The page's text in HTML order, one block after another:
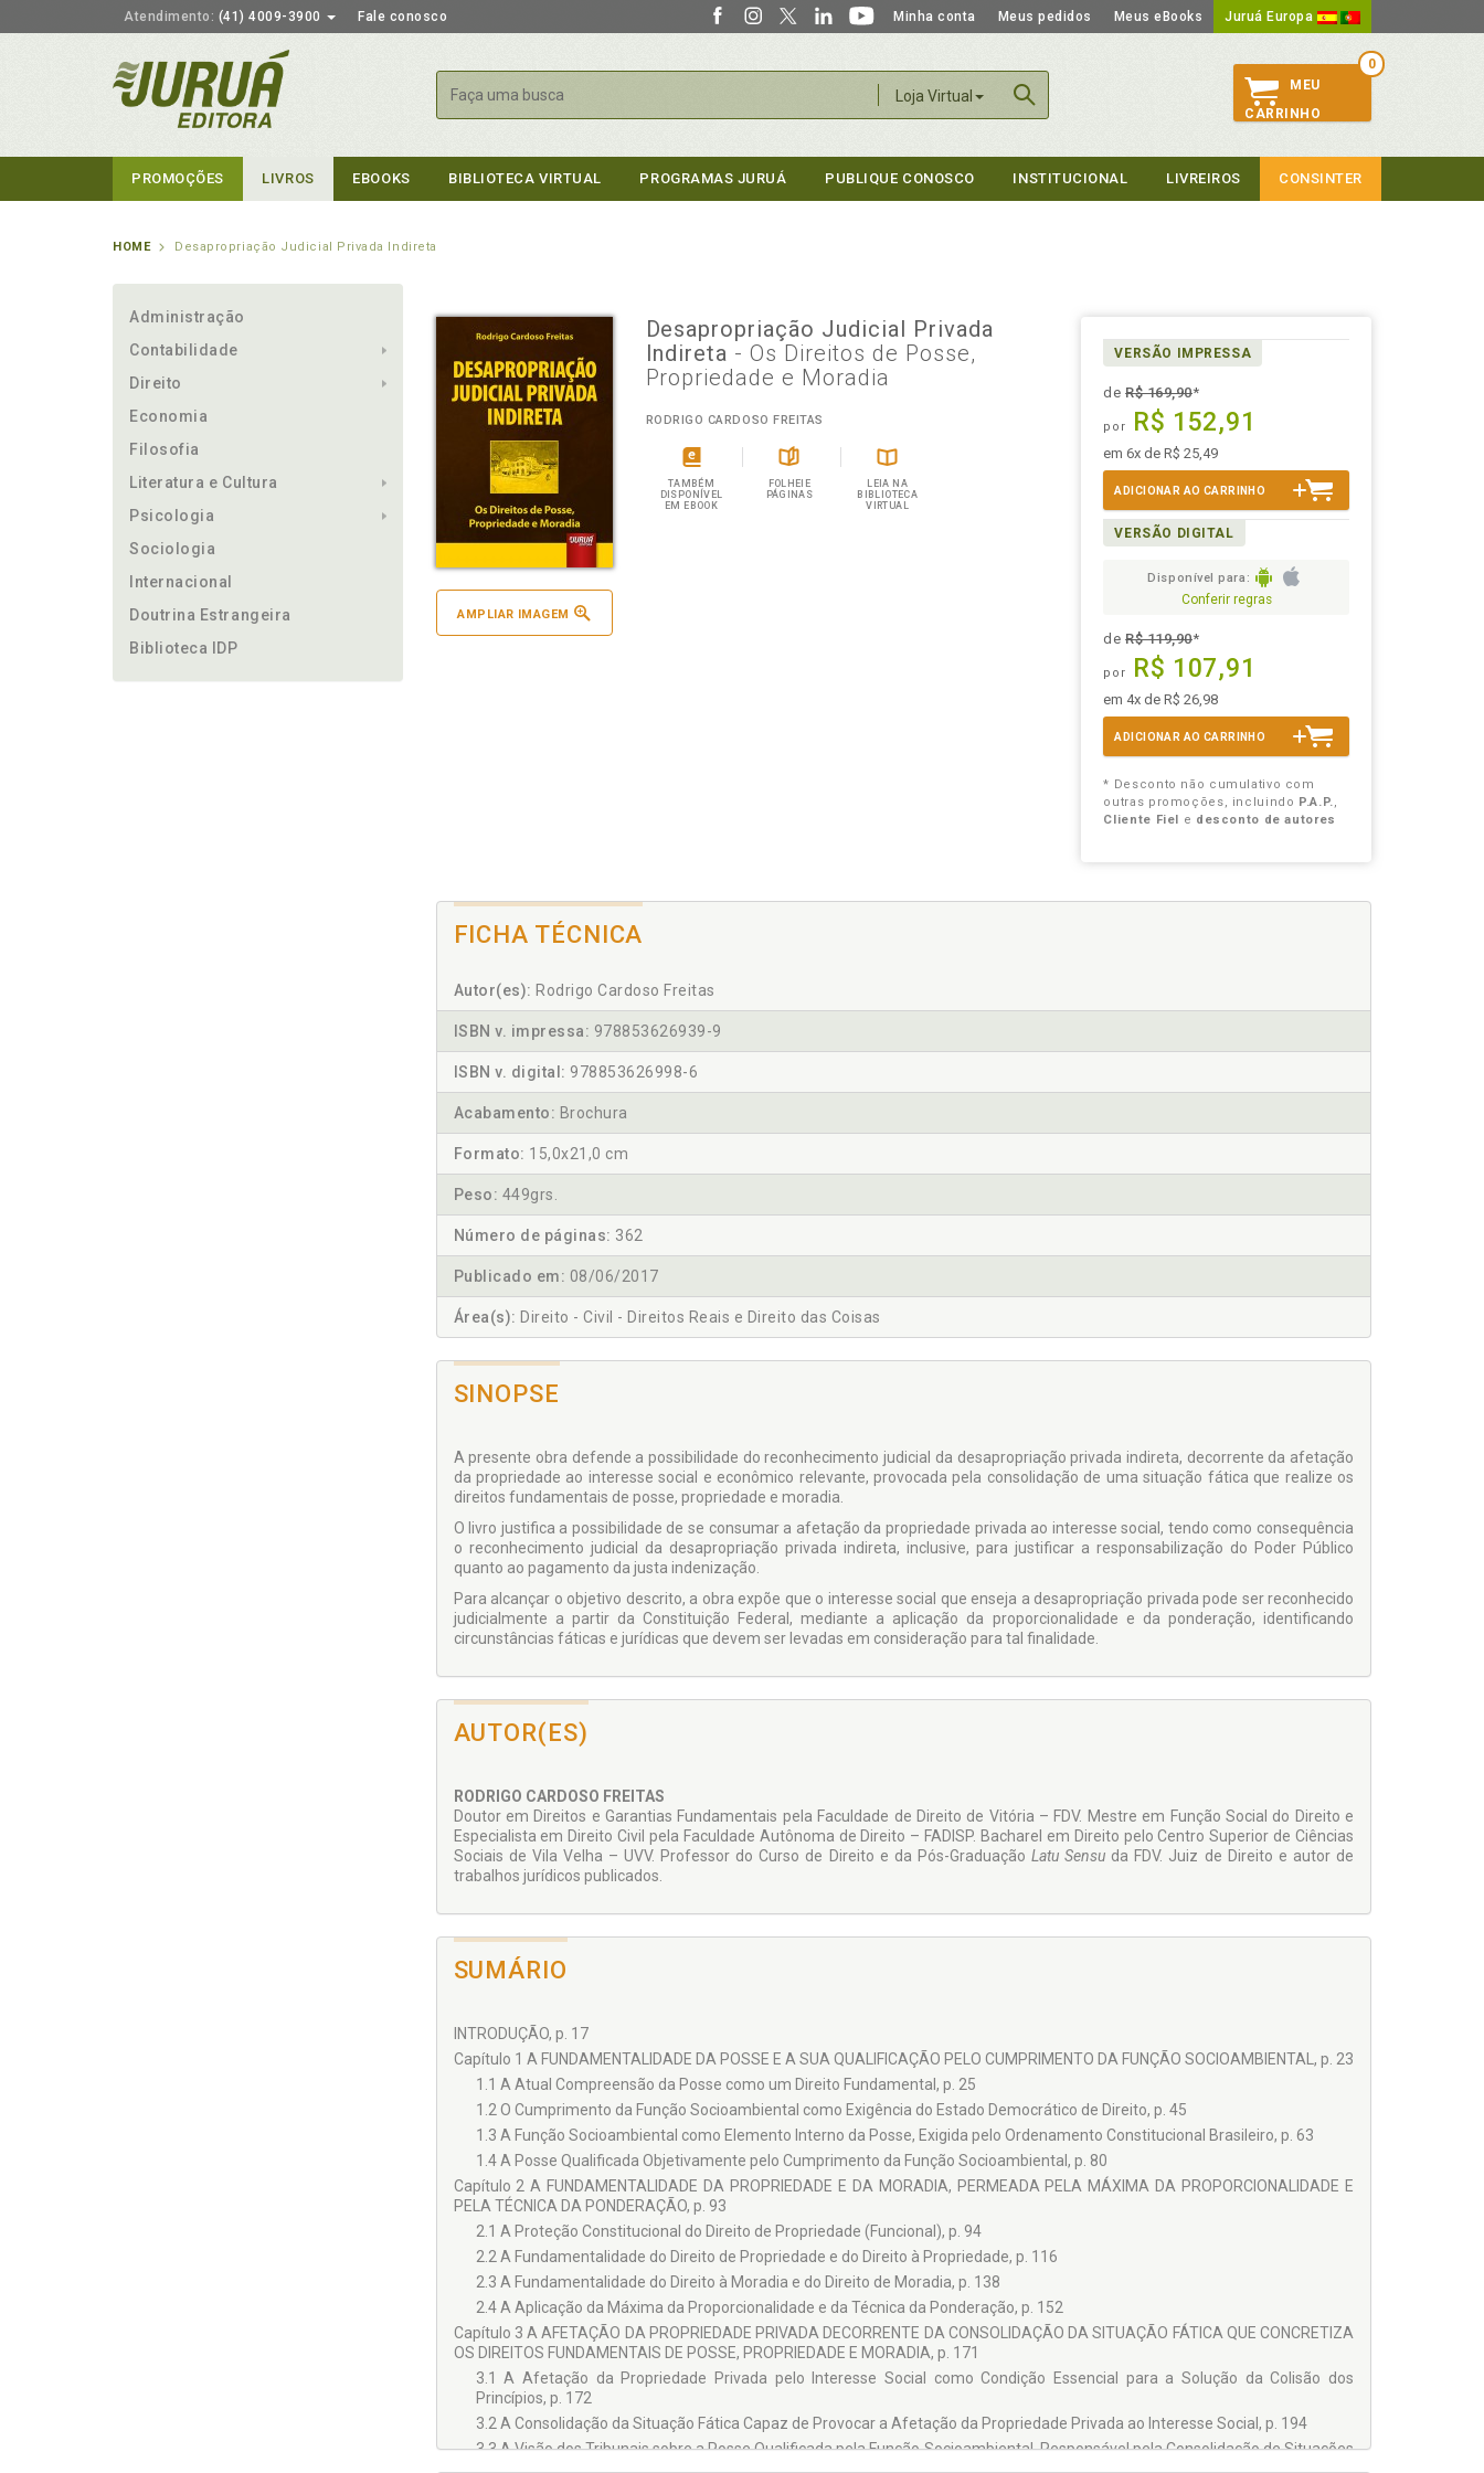
Atendimento: (41) 4009-3900 Fale conosco Minha conta Meus pedidos Meus eBooks Juruá Europa
Loja Virtual
Buscar
0
MEU
CARRINHO
PROMOÇÕES LIVROS EBOOKS BIBLIOTECA VIRTUAL PROGRAMAS JURUÁ PUBLIQUE CONOSCO INSTITUCIONAL LIVREIROS CONSINTER
HOME Desapropriação Judicial Privada Indireta
Administração
Contabilidade
Direito
Economia
Filosofia
Literatura e Cultura
Psicologia
Sociologia
Internacional
Doutrina Estrangeira
Biblioteca IDP
AMPLIAR IMAGEM
Desapropriação Judicial Privada
Indireta - Os Direitos de Posse,
Propriedade e Moradia
RODRIGO CARDOSO FREITAS
TAMBÉM
DISPONÍVEL
EM EBOOK
FOLHEIE
PÁGINAS
LEIA NA
BIBLIOTECA
VIRTUAL
VERSÃO IMPRESSA
deR$ 169,90*
por R$ 152,91
em 6x de R$ 25,49
ADICIONAR AO CARRINHO
VERSÃO DIGITAL
Disponível para:
Conferir regras
deR$ 119,90*
por R$ 107,91
em 4x de R$ 26,98
ADICIONAR AO CARRINHO
* Desconto não cumulativo com
outras promoções, incluindo P.A.P.,
Cliente Fiel
e desconto de autores
FICHA TÉCNICA
Autor(es): Rodrigo Cardoso Freitas
ISBN v. impressa: 978853626939-9
ISBN v. digital: 978853626998-6
Acabamento: Brochura
Formato: 15,0x21,0 cm
Peso: 449grs.
Número de páginas: 362
Publicado em: 08/06/2017
Área(s): Direito - Civil - Direitos Reais e Direito das Coisas
SINOPSE
A presente obra defende a possibilidade do reconhecimento judicial da desapropriação privada indireta, decorrente da afetação
da propriedade ao interesse social e econômico relevante, provocada pela consolidação de uma situação fática que realize os
direitos fundamentais de posse, propriedade e moradia.
O livro justifica a possibilidade de se consumar a afetação da propriedade privada ao interesse social, tendo como consequência
o reconhecimento judicial da desapropriação privada indireta, inclusive, para justificar a responsabilização do Poder Público
quanto ao pagamento da justa indenização.
Para alcançar o objetivo descrito, a obra expõe que o interesse social que enseja a desapropriação privada pode ser reconhecido
judicialmente a partir da Constituição Federal, mediante a aplicação da proporcionalidade e da ponderação, identificando
circunstâncias fáticas e jurídicas que devem ser levadas em consideração para tal finalidade.
AUTOR(ES)
RODRIGO CARDOSO FREITAS
Doutor em Direitos e Garantias Fundamentais pela Faculdade de Direito de Vitória – FDV. Mestre em Função Social do Direito e
Especialista em Direito Civil pela Faculdade Autônoma de Direito – FADISP. Bacharel em Direito pelo Centro Superior de Ciências
Sociais de Vila Velha – UVV. Professor do Curso de Direito e da Pós-GraduaçãoLatu Sensu da FDV. Juiz de Direito e autor de
trabalhos jurídicos publicados.
SUMÁRIO
INTRODUÇÃO, p. 17
Capítulo 1 A FUNDAMENTALIDADE DA POSSE E A SUA QUALIFICAÇÃO PELO CUMPRIMENTO DA FUNÇÃO SOCIOAMBIENTAL, p. 23
1.1 A Atual Compreensão da Posse como um Direito Fundamental, p. 25
1.2 O Cumprimento da Função Socioambiental como Exigência do Estado Democrático de Direito, p. 45
1.3 A Função Socioambiental como Elemento Interno da Posse, Exigida pelo Ordenamento Constitucional Brasileiro, p. 63
1.4 A Posse Qualificada Objetivamente pelo Cumprimento da Função Socioambiental, p. 80
Capítulo 2 A FUNDAMENTALIDADE DA PROPRIEDADE E DA MORADIA, PERMEADA PELA MÁXIMA DA PROPORCIONALIDADE E
PELA TÉCNICA DA PONDERAÇÃO, p. 93
2.1 A Proteção Constitucional do Direito de Propriedade (Funcional), p. 94
2.2 A Fundamentalidade do Direito de Propriedade e do Direito à Propriedade, p. 116
2.3 A Fundamentalidade do Direito à Moradia e do Direito de Moradia, p. 138
2.4 A Aplicação da Máxima da Proporcionalidade e da Técnica da Ponderação, p. 152
Capítulo 3 A AFETAÇÃO DA PROPRIEDADE PRIVADA DECORRENTE DA CONSOLIDAÇÃO DA SITUAÇÃO FÁTICA QUE CONCRETIZA
OS DIREITOS FUNDAMENTAIS DE POSSE, PROPRIEDADE E MORADIA, p. 171
3.1 A Afetação da Propriedade Privada pelo Interesse Social como Condição Essencial para a Solução da Colisão dos
Princípios, p. 172
3.2 A Consolidação da Situação Fática Capaz de Provocar a Afetação da Propriedade Privada ao Interesse Social, p. 194
3.3 A Visão dos Tribunais sobre a Posse Qualificada pela Função Socioambiental, Responsável pela Consolidação de Situações
Fáticas, p. 205